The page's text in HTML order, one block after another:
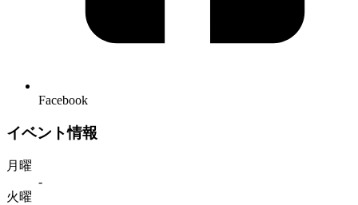
Facebook
イベント情報
月曜
-
火曜